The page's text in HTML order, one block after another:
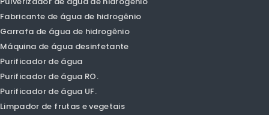
Purificador de ar desktop
Purificador de ar de umidificador
Purificador de ar de íons negativos
Purificador de ar pequeno
Purificador de ar de TVOC.
Purificador de ar HEPA.